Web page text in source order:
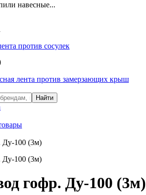
навесные...
против сосулек
лента против замерзающих крыш
Ду-100 (3м)
Ду-100 (3м)
гофр. Ду-100 (3м)